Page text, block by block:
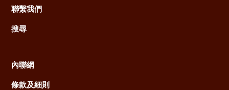
聯繫我們
搜尋
Footer
內聯網
條款及細則